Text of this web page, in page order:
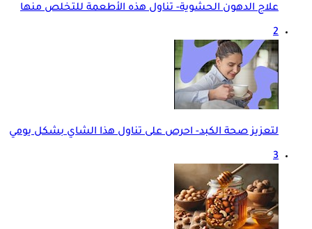
علاج الدهون الحشوية- تناول هذه الأطعمة للتخلص منها
2
لتعزيز صحة الكبد- احرص على تناول هذا الشاي بشكل يومي
3